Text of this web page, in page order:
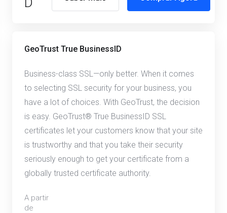
GeoTrust True BusinessID
Business-class SSL—only better. When it comes
to selecting SSL security for your business, you
have a lot of choices. With GeoTrust, the decision
is easy. GeoTrust® True BusinessID SSL
certificates let your customers know that your site
is trustworthy and that you take their security
seriously enough to get your certificate from a
globally trusted certificate authority.
A partir
de